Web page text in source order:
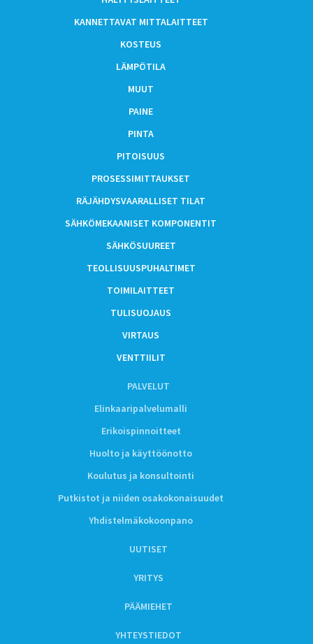
KANNETTAVAT MITTALAITTEET
KOSTEUS
LÄMPÖTILA
MUUT
PAINE
PINTA
PITOISUUS
PROSESSIMITTAUKSET
RÄJÄHDYSVAARALLISET TILAT
SÄHKÖMEKAANISET KOMPONENTIT
SÄHKÖSUUREET
TEOLLISUUSPUHALTIMET
TOIMILAITTEET
TULISUOJAUS
VIRTAUS
VENTTIILIT
PALVELUT
Elinkaaripalvelumalli
Erikoispinnoitteet
Huolto ja käyttöönotto
Koulutus ja konsultointi
Putkistot ja niiden osakokonaisuudet
Yhdistelmäkokoonpano
UUTISET
YRITYS
PÄÄMIEHET
YHTEYSTIEDOT